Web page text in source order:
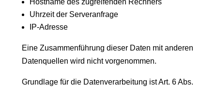
Host­name des zugreifend­en Rechners
Uhrzeit der Serveranfrage
IP-Adresse
Eine Zusam­men­führung dieser Dat­en mit anderen
Daten­quellen wird nicht vorgenommen.
Grund­lage für die Daten­ver­ar­beitung ist Art. 6 Abs.